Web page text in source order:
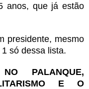
anos, que já estão
presidente, mesmo
só dessa lista.
PALANQUE,
E O